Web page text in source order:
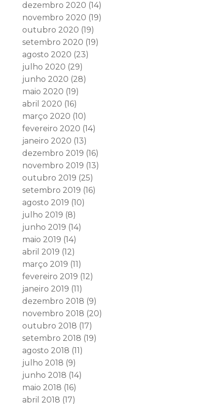
dezembro 2020 (14)
novembro 2020 (19)
outubro 2020 (19)
setembro 2020 (19)
agosto 2020 (23)
julho 2020 (29)
junho 2020 (28)
maio 2020 (19)
abril 2020 (16)
março 2020 (10)
fevereiro 2020 (14)
janeiro 2020 (13)
dezembro 2019 (16)
novembro 2019 (13)
outubro 2019 (25)
setembro 2019 (16)
agosto 2019 (10)
julho 2019 (8)
junho 2019 (14)
maio 2019 (14)
abril 2019 (12)
março 2019 (11)
fevereiro 2019 (12)
janeiro 2019 (11)
dezembro 2018 (9)
novembro 2018 (20)
outubro 2018 (17)
setembro 2018 (19)
agosto 2018 (11)
julho 2018 (9)
junho 2018 (14)
maio 2018 (16)
abril 2018 (17)